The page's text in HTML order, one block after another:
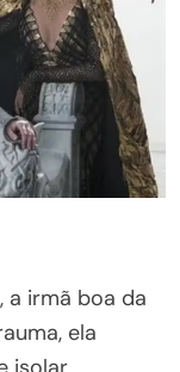
a irmã boa da
ela